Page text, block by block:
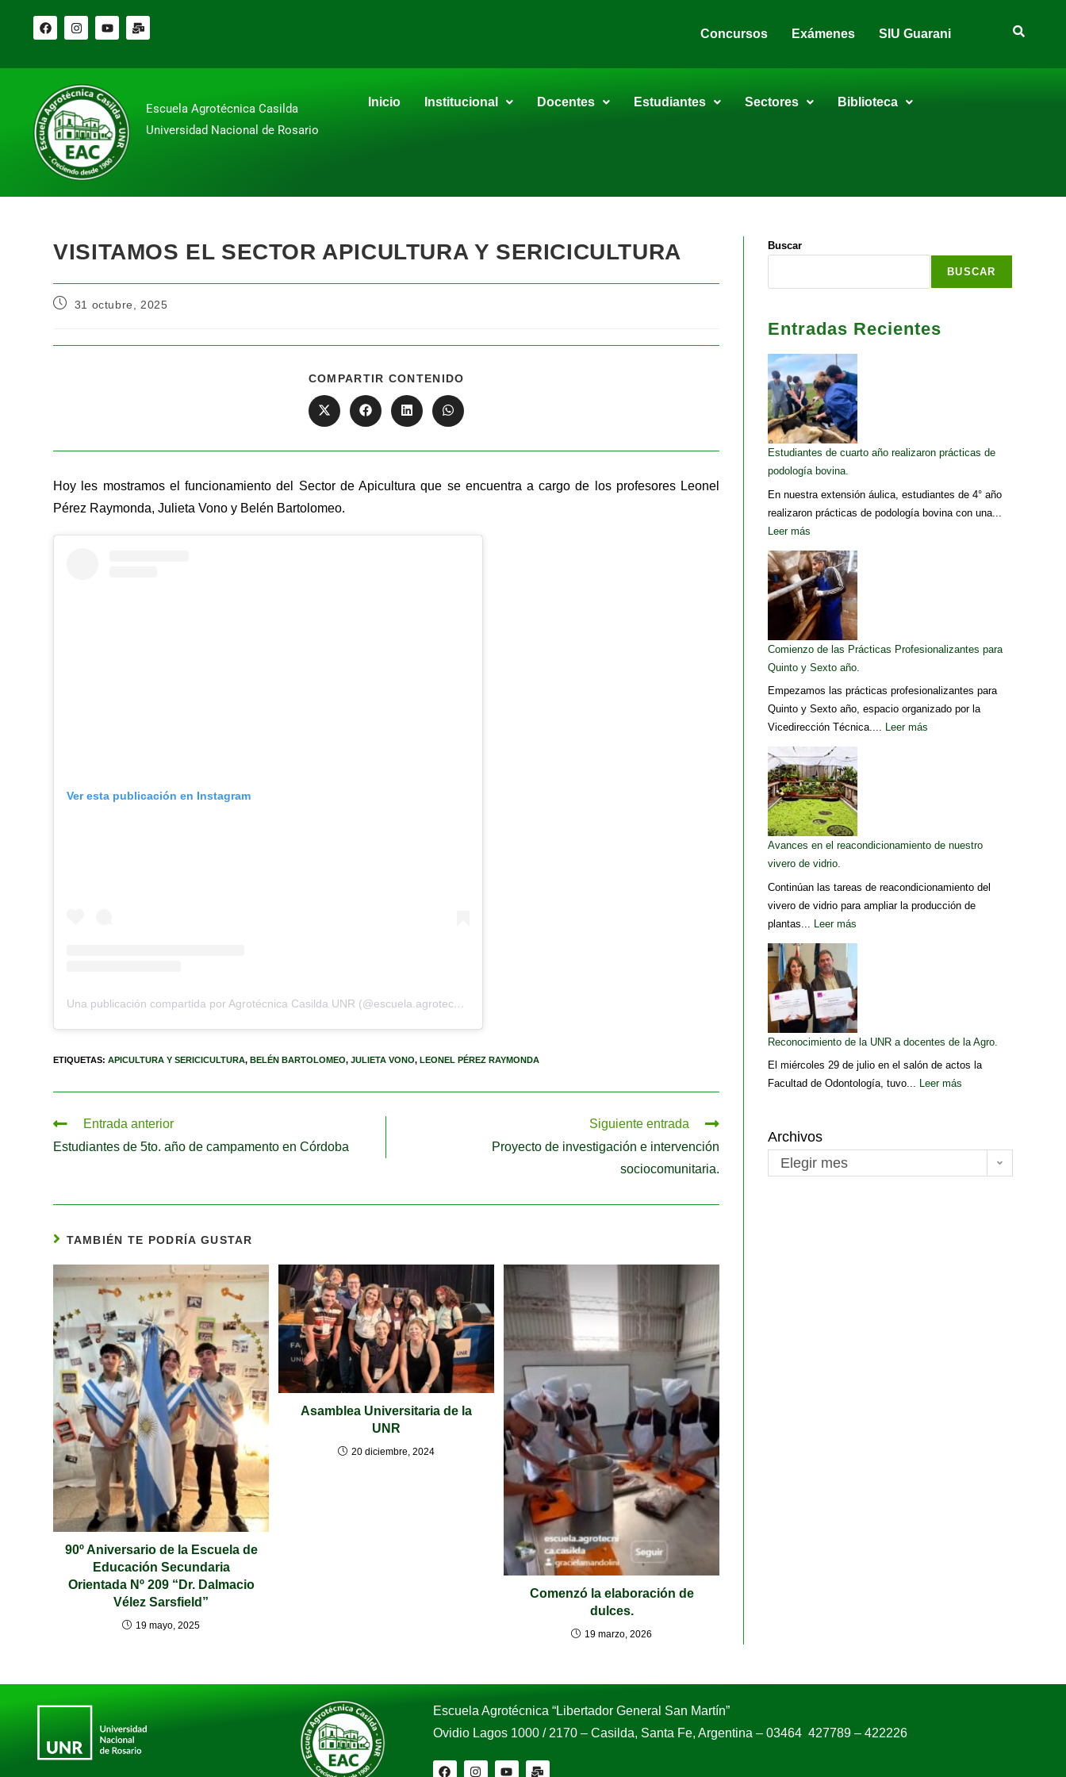
Concursos Exámenes SIU Guarani
Escuela Agrotécnica Casilda
Universidad Nacional de Rosario
Inicio Institucional Docentes Estudiantes Sectores Biblioteca
VISITAMOS EL SECTOR APICULTURA Y SERICICULTURA
31 octubre, 2025
COMPARTIR CONTENIDO
Hoy les mostramos el funcionamiento del Sector de Apicultura que se encuentra a cargo de los profesores Leonel
Pérez Raymonda, Julieta Vono y Belén Bartolomeo.
Ver esta publicación en Instagram
Una publicación compartida por Agrotécnica Casilda UNR (@escuela.agrotecnica.casilda)
ETIQUETAS:APICULTURA Y SERICICULTURA, BELÉN BARTOLOMEO, JULIETA VONO, LEONEL PÉREZ RAYMONDA
Entrada anterior
Estudiantes de 5to. año de campamento en Córdoba
Siguiente entrada
Proyecto de investigación e intervención
sociocomunitaria.
TAMBIÉN TE PODRÍA GUSTAR
90º Aniversario de la Escuela de
Educación Secundaria
Orientada Nº 209 “Dr. Dalmacio
Vélez Sarsfield”
19 mayo, 2025
Asamblea Universitaria de la
UNR
20 diciembre, 2024
Comenzó la elaboración de
dulces.
19 marzo, 2026
Buscar
BUSCAR
Entradas Recientes
Estudiantes de cuarto año realizaron prácticas de
podología bovina.
En nuestra extensión áulica, estudiantes de 4° año
realizaron prácticas de podología bovina con una...
Leer más
Comienzo de las Prácticas Profesionalizantes para
Quinto y Sexto año.
Empezamos las prácticas profesionalizantes para
Quinto y Sexto año, espacio organizado por la
Vicedirección Técnica.... Leer más
Avances en el reacondicionamiento de nuestro
vivero de vidrio.
Continúan las tareas de reacondicionamiento del
vivero de vidrio para ampliar la producción de
plantas...
Leer más
Reconocimiento de la UNR a docentes de la Agro.
El miércoles 29 de julio en el salón de actos la
Facultad de Odontología, tuvo... Leer más
Archivos
Elegir mes
Escuela Agrotécnica “Libertador General San Martín”
Ovidio Lagos 1000 / 2170 – Casilda, Santa Fe, Argentina – 03464 427789 – 422226